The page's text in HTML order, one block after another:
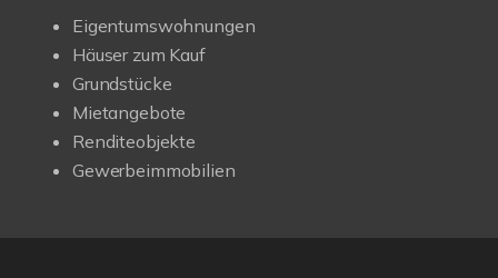
Eigentumswohnungen
Häuser zum Kauf
Grundstücke
Mietangebote
Renditeobjekte
Gewerbeimmobilien